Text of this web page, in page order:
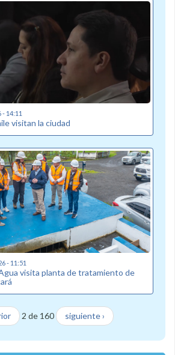
14:11
visitan la ciudad
- 11:51
visita planta de tratamiento de
2 de 160 siguiente ›